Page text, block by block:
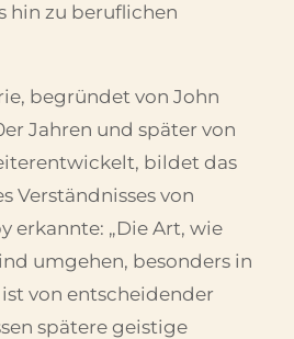
hin zu beruflichen
begründet von John
Jahren und später von
bildet das
Verständnisses von
erkannte: „Die Art, wie
umgehen, besonders in
von entscheidender
spätere geistige